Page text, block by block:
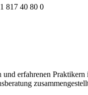
817 40 80 0
erfahrenen